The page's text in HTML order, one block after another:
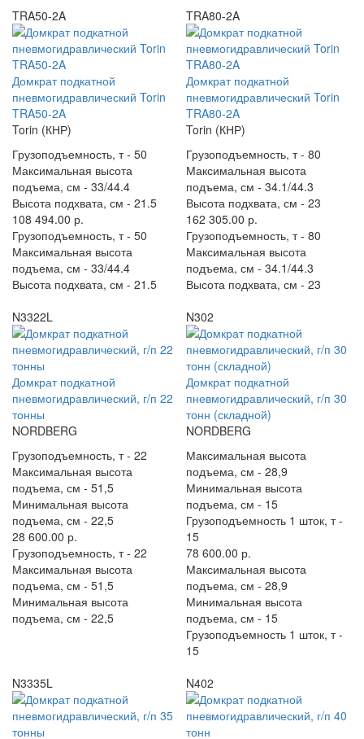
TRA50-2A
Домкрат подкатной
пневмогидравлический Torin
TRA50-2A
Torin (КНР)
Грузоподъемность, т - 50
Максимальная высота
подъема, см - 33/44.4
Высота подхвата, см - 21.5
108 494.00 р.
Грузоподъемность, т - 50
Максимальная высота
подъема, см - 33/44.4
Высота подхвата, см - 21.5
TRA80-2A
Домкрат подкатной
пневмогидравлический Torin
TRA80-2A
Torin (КНР)
Грузоподъемность, т - 80
Максимальная высота
подъема, см - 34.1/44.3
Высота подхвата, см - 23
162 305.00 р.
Грузоподъемность, т - 80
Максимальная высота
подъема, см - 34.1/44.3
Высота подхвата, см - 23
N3322L
Домкрат подкатной
пневмогидравлический, г/п 22
тонны
NORDBERG
Грузоподъемность, т - 22
Максимальная высота
подъема, см - 51,5
Минимальная высота
подъема, см - 22,5
28 600.00 р.
Грузоподъемность, т - 22
Максимальная высота
подъема, см - 51,5
Минимальная высота
подъема, см - 22,5
N302
Домкрат подкатной
пневмогидравлический, г/п 30
тонн (складной)
NORDBERG
Максимальная высота
подъема, см - 28,9
Минимальная высота
подъема, см - 15
Грузоподъемность 1 шток, т -
15
78 600.00 р.
Максимальная высота
подъема, см - 28,9
Минимальная высота
подъема, см - 15
Грузоподъемность 1 шток, т -
15
N3335L
N402